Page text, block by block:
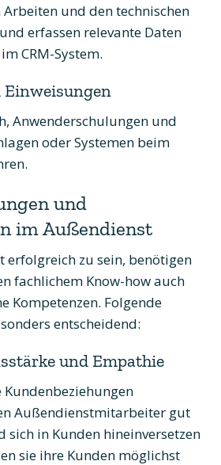
und den technischen
erfassen relevante Daten
CRM-System.
Einweisungen
Anwenderschulungen und
oder Systemen beim
und
im Außendienst
erfolgreich zu sein, benötigen
fachlichem Know-how auch
Kompetenzen. Folgende
entscheidend:
und Empathie
Außendienstmitarbeiter gut
sich in Kunden hineinversetzen
sie ihre Kunden möglichst